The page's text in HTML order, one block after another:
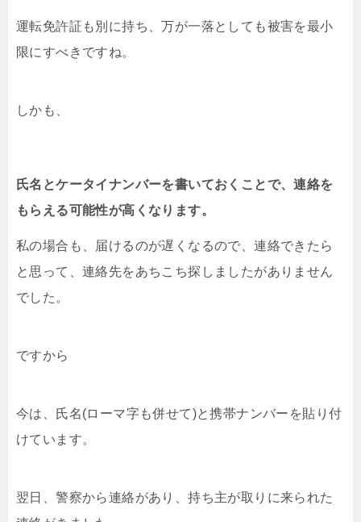
運転免許証も別に持ち、万が一落としても被害を最小
限にすべきですね。
しかも、
氏名とケータイナンバーを書いておくことで、連絡を
もらえる可能性が高くなります。
私の場合も、届けるのが遅くなるので、連絡できたら
と思って、連絡先をあちこち探しましたがありません
でした。
ですから
今は、氏名(ローマ字も併せて)と携帯ナンバーを貼り付
けています。
翌日、警察から連絡があり、持ち主が取りに来られた